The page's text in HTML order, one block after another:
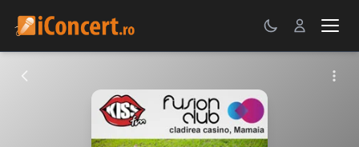
CONCERTE